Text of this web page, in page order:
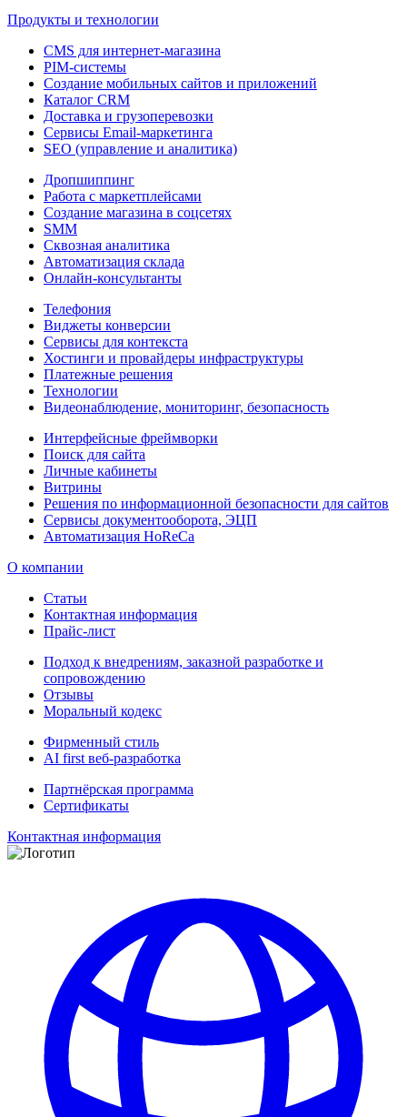
Продукты и технологии
CMS для интернет-магазина
PIM-системы
Создание мобильных сайтов и приложений
Каталог CRM
Доставка и грузоперевозки
Сервисы Email-маркетинга
SEO (управление и аналитика)
Дропшиппинг
Работа с маркетплейсами
Создание магазина в соцсетях
SMM
Сквозная аналитика
Автоматизация склада
Онлайн-консультанты
Телефония
Виджеты конверсии
Сервисы для контекста
Хостинги и провайдеры инфраструктуры
Платежные решения
Технологии
Видеонаблюдение, мониторинг, безопасность
Интерфейсные фреймворки
Поиск для сайта
Личные кабинеты
Витрины
Решения по информационной безопасности для сайтов
Сервисы документооборота, ЭЦП
Автоматизация HoReCa
О компании
Статьи
Контактная информация
Прайс-лист
Подход к внедрениям, заказной разработке и
сопровождению
Отзывы
Моральный кодекс
Фирменный стиль
AI first веб-разработка
Партнёрская программа
Сертификаты
Контактная информация